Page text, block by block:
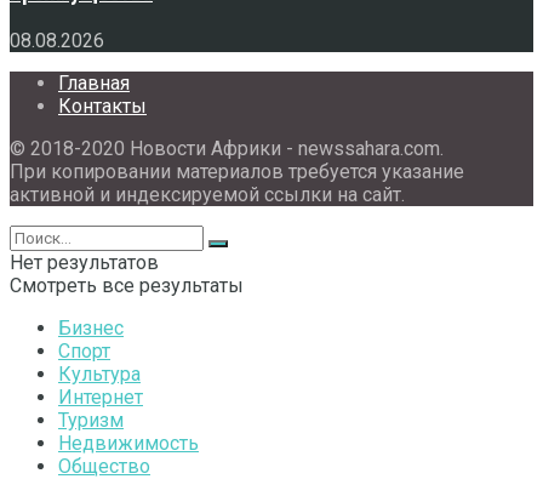
08.08.2026
Главная
Контакты
© 2018-2020 Новости Африки - newssahara.com.
При копировании материалов требуется указание
активной и индексируемой ссылки на сайт.
Нет результатов
Смотреть все результаты
Бизнес
Спорт
Культура
Интернет
Туризм
Недвижимость
Общество